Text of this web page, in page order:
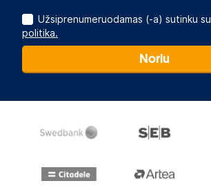
Užsiprenumeruodamas (-a) sutinku su
politika.
Noriu